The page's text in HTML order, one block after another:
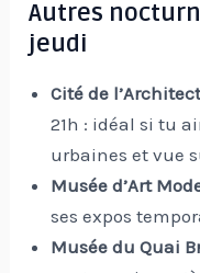
Autres
jeudi
Cité de
21h : idéal si tu
urbaines et vue
Musée d’Art
ses expos
Musée du Quai